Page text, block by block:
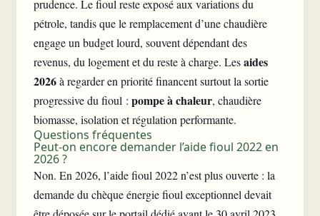
prudence. Le fioul reste exposé aux variations du
pétrole, tandis que le remplacement d’une chaudière
engage un budget lourd, souvent dépendant des
revenus, du logement et du reste à charge. Lesaides
2026à regarder en priorité financent surtout la sortie
progressive du fioul : pompe à chaleur, chaudière
biomasse, isolation et régulation performante.
Questions fréquentes
Peut-on encore demander l’aide fioul 2022 en
2026 ?
Non. En 2026, l’aide fioul 2022 n’est plus ouverte : la
demande du chèque énergie fioul exceptionnel devait